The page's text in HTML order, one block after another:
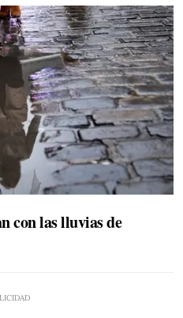
con las lluvias de